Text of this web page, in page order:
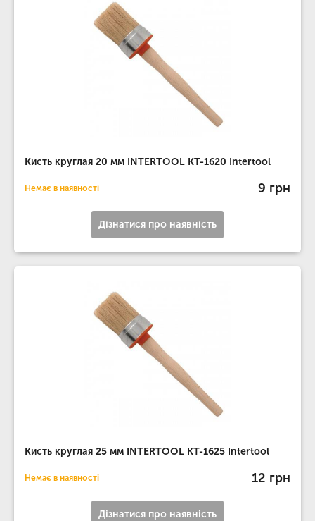
Кисть круглая 20 мм INTERTOOL KT-1620 Intertool
Немає в наявності 9 грн
Дізнатися про наявність
Кисть круглая 25 мм INTERTOOL KT-1625 Intertool
Немає в наявності 12 грн
Дізнатися про наявність